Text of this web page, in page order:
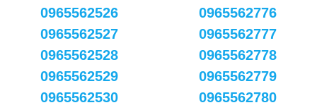
0965562526
0965562527
0965562528
0965562529
0965562530
0965562776
0965562777
0965562778
0965562779
0965562780